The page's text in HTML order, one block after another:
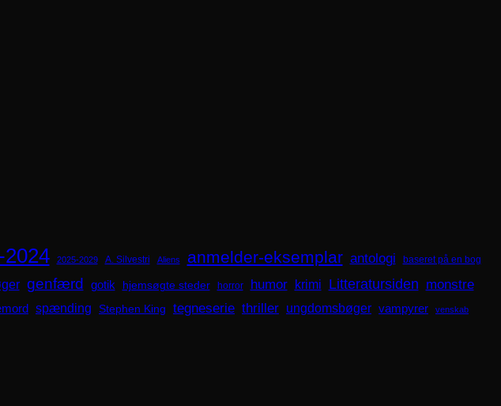
2024 2025-2029 A. Silvestri Aliens anmelder-eksemplar antologi baseret på en bog
genfærd gotik hjemsøgte steder horror humor krimi Litteratursiden monstre
spænding Stephen King tegneserie thriller ungdomsbøger vampyrer venskab